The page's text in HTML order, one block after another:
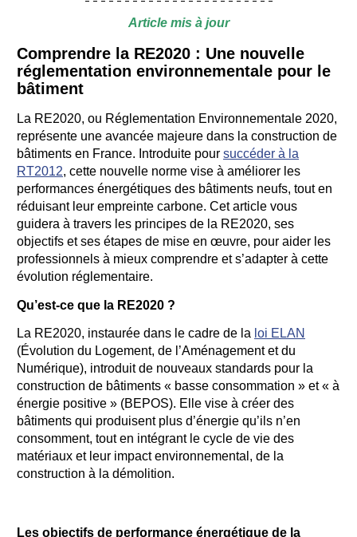
Article mis à jour
Comprendre la RE2020 : Une nouvelle
réglementation environnementale pour le
bâtiment
La RE2020, ou Réglementation Environnementale 2020,
représente une avancée majeure dans la construction de
bâtiments en France. Introduite pour succéder à la
RT2012, cette nouvelle norme vise à améliorer les
performances énergétiques des bâtiments neufs, tout en
réduisant leur empreinte carbone. Cet article vous
guidera à travers les principes de la RE2020, ses
objectifs et ses étapes de mise en œuvre, pour aider les
professionnels à mieux comprendre et s’adapter à cette
évolution réglementaire.
Qu’est-ce que la RE2020 ?
La RE2020, instaurée dans le cadre de la loi ELAN
(Évolution du Logement, de l’Aménagement et du
Numérique), introduit de nouveaux standards pour la
construction de bâtiments « basse consommation » et « à
énergie positive » (BEPOS). Elle vise à créer des
bâtiments qui produisent plus d’énergie qu’ils n’en
consomment, tout en intégrant le cycle de vie des
matériaux et leur impact environnemental, de la
construction à la démolition.
Les objectifs de performance énergétique de la